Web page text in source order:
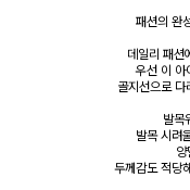
패션의 완
데일리 패션
우선 이 아
골지선으로
발목
발목 시려
두께감도 적당